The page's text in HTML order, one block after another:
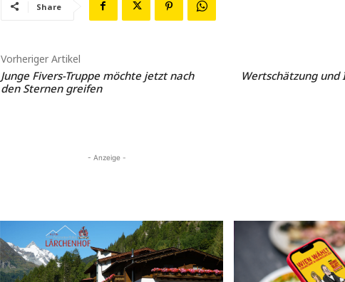
Share
Vorheriger Artikel
Junge Fivers-Truppe möchte jetzt nach
den Sternen greifen
Wertschätzung
- Anzeige -